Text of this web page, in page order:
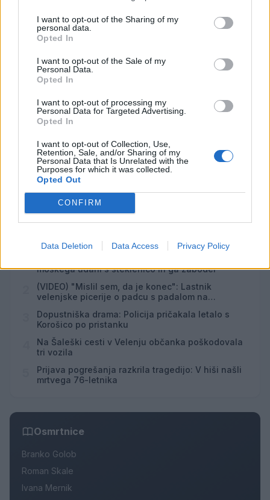
I want to opt-out of the Sharing of my
personal data.
Opted In
I want to opt-out of the Sale of my
Personal Data.
Opted In
I want to opt-out of processing my
Personal Data for Targeted Advertising.
Opted In
I want to opt-out of Collection, Use,
Retention, Sale, and/or Sharing of my
Personal Data that Is Unrelated with the
Purposes for which it was collected.
Opted Out
CONFIRM
Data Deletion Data Access Privacy Policy
Prihajajoči dogodki
AVG Pesem kita grbavca
AVG
7
Smrt Robina Hooda
20:30
AVG
7
Aktivne poletne počitnice z ustvarjalci Studia
Spin
08:00
AVG
7
Večer pesmi Đorđa Balaševića
20:00
moškega udaril s steklenico in ga zabodel
(VIDEO) "Mislil sem, da je konec": Lastnik
velenjske picerije o padcu s padalom na
Dopustniška drama: Policija pričakala letalo s
Korošico po pristanku
Na Šaleški cesti v Velenju občanka poškodovala
tri vozila
Prijava pogrešanja razkrila tragedijo: V hiši našli
mrtvega 76-letnika
Osmrtnice
Branko Golob
Roman Skale
Ivana Mernik